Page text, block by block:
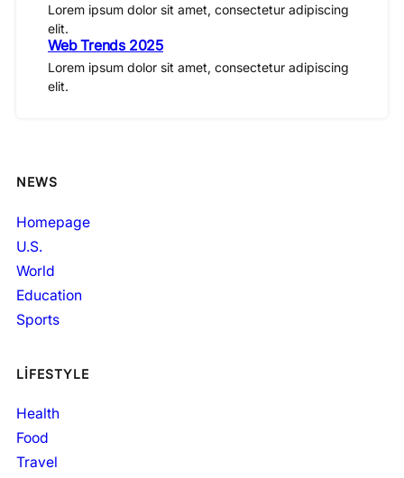
Lorem ipsum dolor sit amet, consectetur adipiscing
elit.
Web Trends 2025
Lorem ipsum dolor sit amet, consectetur adipiscing
elit.
NEWS
Homepage
U.S.
World
Education
Sports
LIFESTYLE
Health
Food
Travel